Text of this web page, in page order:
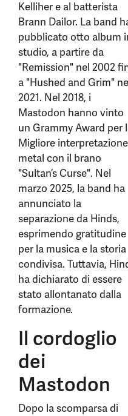
Kelliher e al batterista
Brann Dailor. La band
pubblicato otto album
studio, a partire da
"Remission" nel 2002
a "Hushed and Grim"
2021. Nel 2018, i
Mastodon hanno vinto
un Grammy Award per
Migliore interpretazione
metal con il brano
"Sultan’s Curse". Nel
marzo 2025, la band ha
annunciato la
separazione da Hinds,
esprimendo gratitudine
per la musica e la storia
condivisa. Tuttavia,
ha dichiarato di essere
stato allontanato dalla
formazione.
Il cordoglio
dei
Mastodon
Dopo la scomparsa di